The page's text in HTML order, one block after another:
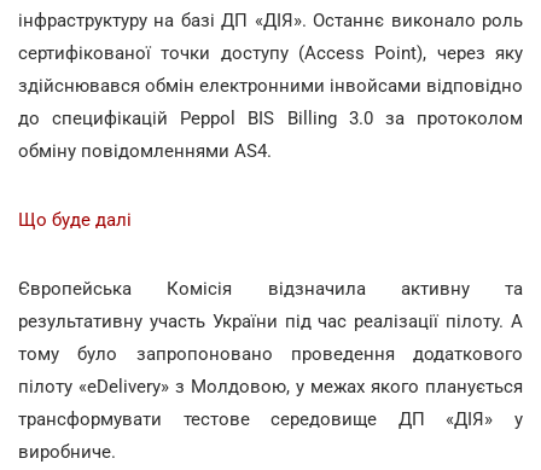
інфраструктуру на базі ДП «ДІЯ». Останнє виконало роль
сертифікованої точки доступу (Access Point), через яку
здійснювався обмін електронними інвойсами відповідно
до специфікацій Peppol BIS Billing 3.0 за протоколом
обміну повідомленнями AS4.
Що буде далі
Європейська Комісія відзначила активну та
результативну участь України під час реалізації пілоту. А
тому було запропоновано проведення додаткового
пілоту «eDelivery» з Молдовою, у межах якого планується
трансформувати тестове середовище ДП «ДІЯ» у
виробниче.